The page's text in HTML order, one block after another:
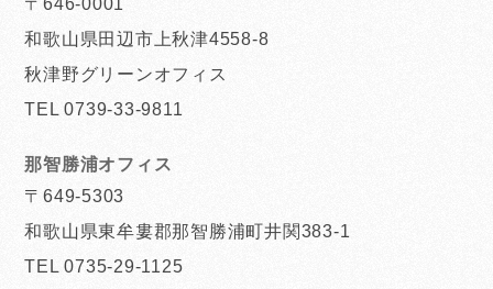
和歌山県田辺市上秋津4558-8
秋津野グリーンオフィス
TEL 0739-33-9811
那智勝浦オフィス
〒649-5303
和歌山県東牟婁郡那智勝浦町井関383-1
TEL 0735-29-1125